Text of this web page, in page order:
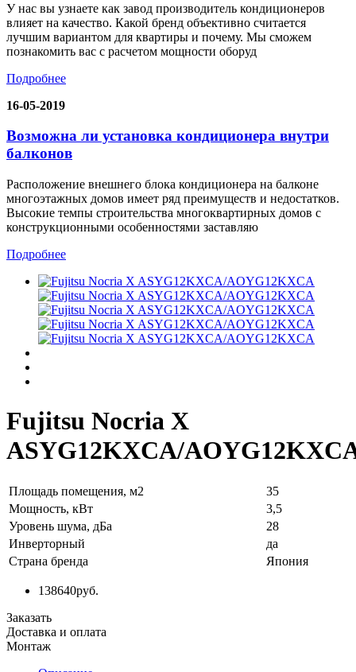
У нас вы узнаете как завод производитель кондиционеров
влияет на качество. Какой бренд объективно считается
лучшим вариантом для квартиры и почему. Мы сможем
познакомить вас с расчетом мощности оборуд
Подробнее
16-05-2019
Возможна ли установка кондиционера внутри
балконов
Расположение внешнего блока кондиционера на балконе
многоэтажных домов имеет ряд преимуществ и недостатков.
Высокие темпы строительства многоквартирных домов с
конструкционными особенностями заставляю
Подробнее
Fujitsu Nocria X
ASYG12KXCA/
Площадь помещения, м2
35
Мощность, кВт
3,5
Уровень шума, дБа
28
Инверторный
да
Страна бренда
Япония
138640руб.
Заказать
Доставка и оплата
Монтаж